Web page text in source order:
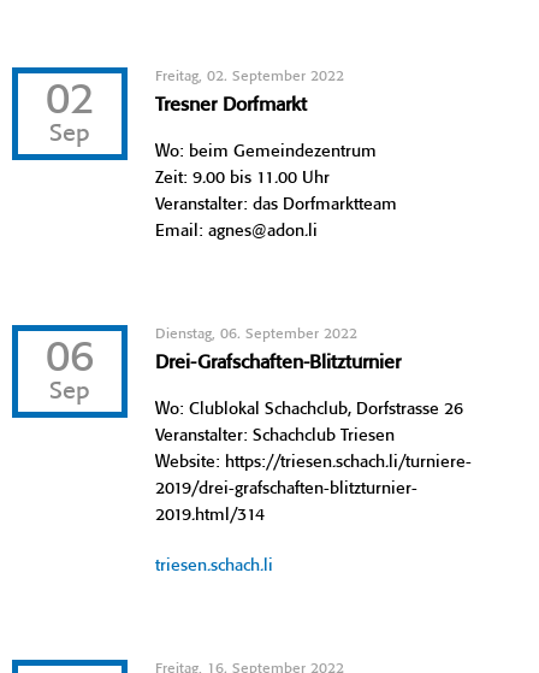
02
Sep
Freitag, 02. September 2022
Tresner Dorfmarkt
Wo: beim Gemeindezentrum
Zeit: 9.00 bis 11.00 Uhr
Veranstalter: das Dorfmarktteam
Email: agnes@adon.li
06
Sep
Dienstag, 06. September 2022
Drei-Grafschaften-Blitzturnier
Wo: Clublokal Schachclub, Dorfstrasse 26
Veranstalter: Schachclub Triesen
Website: https://triesen.schach.li/turniere-
2019/drei-grafschaften-blitzturnier-
2019.html/314
triesen.schach.li
Freitag, 16. September 2022